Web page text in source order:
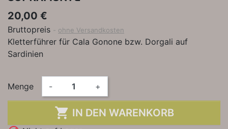
20,00 €
Bruttopreis ohne Versandkosten
Kletterführer für Cala Gonone bzw. Dorgali auf
Sardinien
Menge - +
 IN DEN WARENKORB